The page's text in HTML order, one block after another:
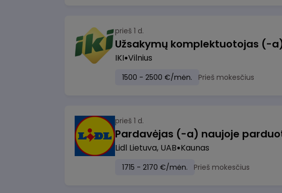
prieš 1 d.
IKI Vilnius
1500 - 2500 €/mėn. Prieš mokesčius
prieš 1 d.
Lidl Lietuva, UAB Kaunas
1715 - 2170 €/mėn. Prieš mokesčius